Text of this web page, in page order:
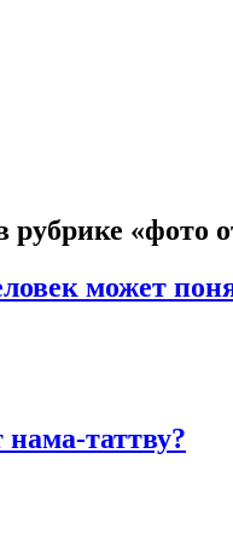
рубрике «фото
может
таттву?